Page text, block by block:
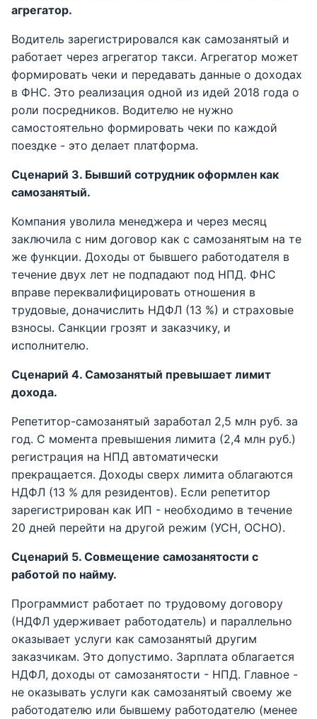
агрегатор.
Водитель зарегистрировался как самозанятый и
работает через агрегатор такси. Агрегатор может
формировать чеки и передавать данные о доходах
в ФНС. Это реализация одной из идей 2018 года о
роли посредников. Водителю не нужно
самостоятельно формировать чеки по каждой
поездке - это делает платформа.
Сценарий 3. Бывший сотрудник оформлен как
самозанятый.
Компания уволила менеджера и через месяц
заключила с ним договор как с самозанятым на те
же функции. Доходы от бывшего работодателя в
течение двух лет не подпадают под НПД. ФНС
вправе переквалифицировать отношения в
трудовые, доначислить НДФЛ (13 %) и страховые
взносы. Санкции грозят и заказчику, и
исполнителю.
Сценарий 4. Самозанятый превышает лимит
дохода.
Репетитор-самозанятый заработал 2,5 млн руб. за
год. С момента превышения лимита (2,4 млн руб.)
регистрация на НПД автоматически
прекращается. Доходы сверх лимита облагаются
НДФЛ (13 % для резидентов). Если репетитор
зарегистрирован как ИП - необходимо в течение
20 дней перейти на другой режим (УСН, ОСНО).
Сценарий 5. Совмещение самозанятости с
работой по найму.
Программист работает по трудовому договору
(НДФЛ удерживает работодатель) и параллельно
оказывает услуги как самозанятый другим
заказчикам. Это допустимо. Зарплата облагается
НДФЛ, доходы от самозанятости - НПД. Главное -
не оказывать услуги как самозанятый своему же
работодателю или бывшему работодателю (менее